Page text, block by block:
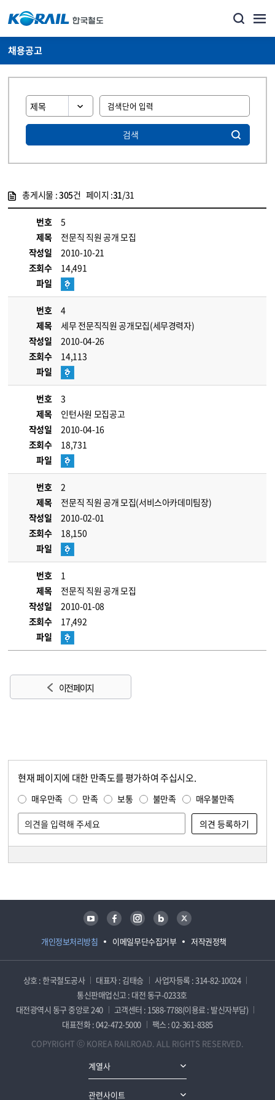
채용공고
검색
총게시물 :305건 페이지 :31/31
번호
5
제목
전문직 직원 공개 모집
작성일
2010-10-21
조회수
14,491
파일
번호
4
제목
세무 전문직직원 공개모집(세무경력자)
작성일
2010-04-26
조회수
14,113
파일
번호
3
제목
인턴사원 모집공고
작성일
2010-04-16
조회수
18,731
파일
번호
2
제목
전문직 직원 공개 모집(서비스아카데미팀장)
작성일
2010-02-01
조회수
18,150
파일
번호
1
제목
전문직 직원 공개 모집
작성일
2010-01-08
조회수
17,492
파일
이전 페이지
현재 페이지에 대한 만족도를 평가하여 주십시오.
매우만족 만족 보통 불만족 매우불만족
개인정보처리방침 이메일무단수집거부 저작권정책
유튜브 페이스북 인스타그램 블로그 트위터
상호 : 한국철도공사 대표자 : 김태승
사업자등록 : 314-82-10024
통신판매업신고 : 대전 동구-0233호
대전광역시 동구 중앙로 240
고객센터 : 1588-7788(이용료 : 발신자부담)
대표전화 : 042-472-5000
팩스 : 02-361-8385
COPYRIGHT ⓒ KOREA RAILROAD. ALL RIGHTS RESERVED.
계열사
관련사이트